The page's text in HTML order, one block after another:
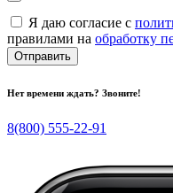
Я даю согласие с
правилами на обработку
Отправить
Нет времени ждать? Звоните!
8(800) 555-22-91